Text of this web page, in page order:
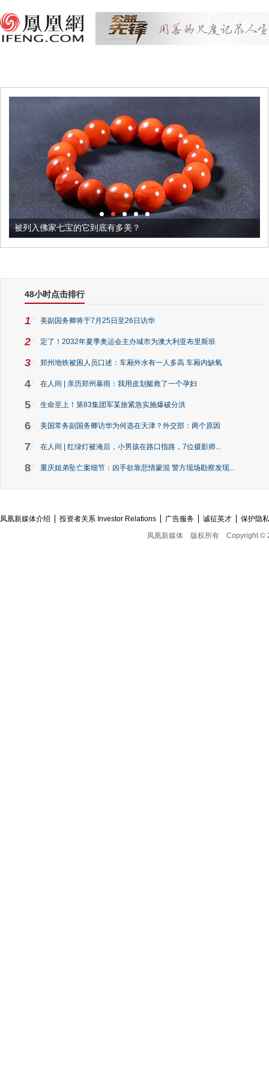
入佛家七宝的它到底有多美？
48小时点击排行
1 美副国务卿将于7月25日至26日访华
2 定了！2032年夏季奥运会主办城市为澳大利亚布里斯班
3 郑州地铁被困人员口述：车厢外水有一人多高 车厢内缺氧
4 在人间 | 亲历郑州暴雨：我用皮划艇救了一个孕妇
5 生命至上！第83集团军某旅紧急实施爆破分洪
6 美国常务副国务卿访华为何选在天津？外交部：两个原因
7 在人间 | 红绿灯被淹后，小男孩在路口指路，7位摄影师...
8 重庆姐弟坠亡案细节：凶手欲靠悲情蒙混 警方现场勘察发现...
凤凰新媒体介绍 投资者关系 Investor Relations 广告服务 诚征英才
保护隐
凤凰新媒体
版权所有 Copyright ©